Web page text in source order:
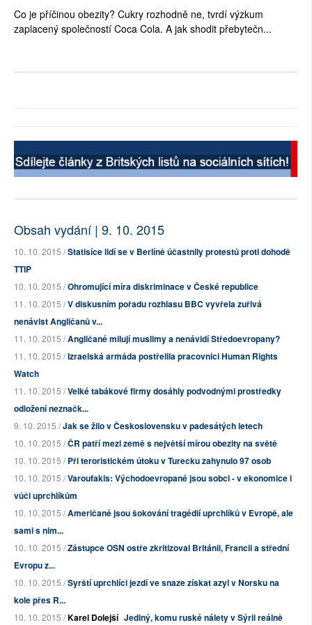
Co je příčinou obezity? Cukry rozhodně ne, tvrdí výzkum
zaplacený společností Coca Cola. A jak shodit přebytečn...
Obsah vydání | 9. 10. 2015
10. 10. 2015 /Statisíce lidí se v Berlíně účastnily protestů proti dohodě
TTIP
10. 10. 2015 /Ohromující míra diskriminace v České republice
11. 10. 2015 /V diskusním pořadu rozhlasu BBC vyvřela zuřivá
nenávist Angličanů v...
11. 10. 2015 /Angličané milují muslimy a nenávidí Středoevropany?
11. 10. 2015 /Izraelská armáda postřelila pracovnici Human Rights
Watch
11. 10. 2015 /Velké tabákové firmy dosáhly podvodnými prostředky
odložení neznačk...
9. 10. 2015 /Jak se žilo v Československu v padesátých letech
10. 10. 2015 /ČR patří mezi země s největší mírou obezity na světě
10. 10. 2015 /Při teroristickém útoku v Turecku zahynulo 97 osob
10. 10. 2015 /Varoufakis: Východoevropané jsou sobci - v ekonomice i
vůči uprchlíkům
10. 10. 2015 /Američané jsou šokování tragédií uprchlíků v Evropě, ale
sami s nim...
10. 10. 2015 /Zástupce OSN ostře zkritizoval Británii, Francii a střední
Evropu z...
10. 10. 2015 /Syrští uprchlíci jezdí ve snaze získat azyl v Norsku na
kole přes R...
10. 10. 2015 /Karel Dolejší Jediný, komu ruské nálety v Sýrii reálně